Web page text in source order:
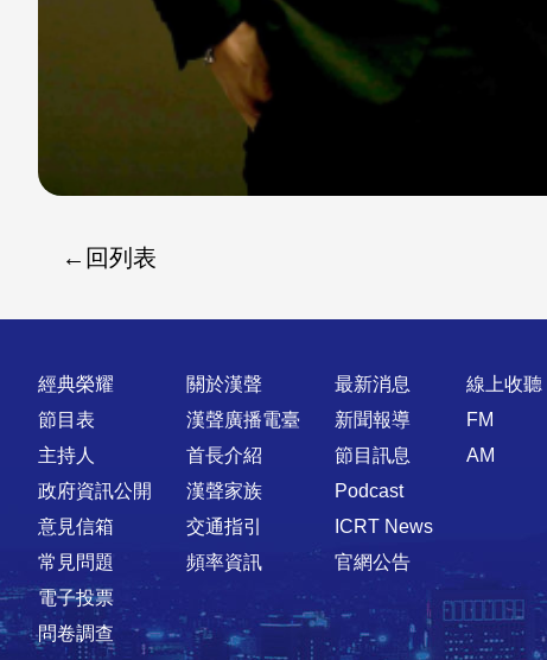
回列表
快速連結
經典榮耀
節目表
主持人
政府資訊公開
意見信箱
常見問題
電子投票
問卷調查
關於漢聲
漢聲廣播電臺
首長介紹
漢聲家族
交通指引
頻率資訊
最新消息
新聞報導
節目訊息
Podcast
ICRT News
官網公告
線上收聽
FM
AM